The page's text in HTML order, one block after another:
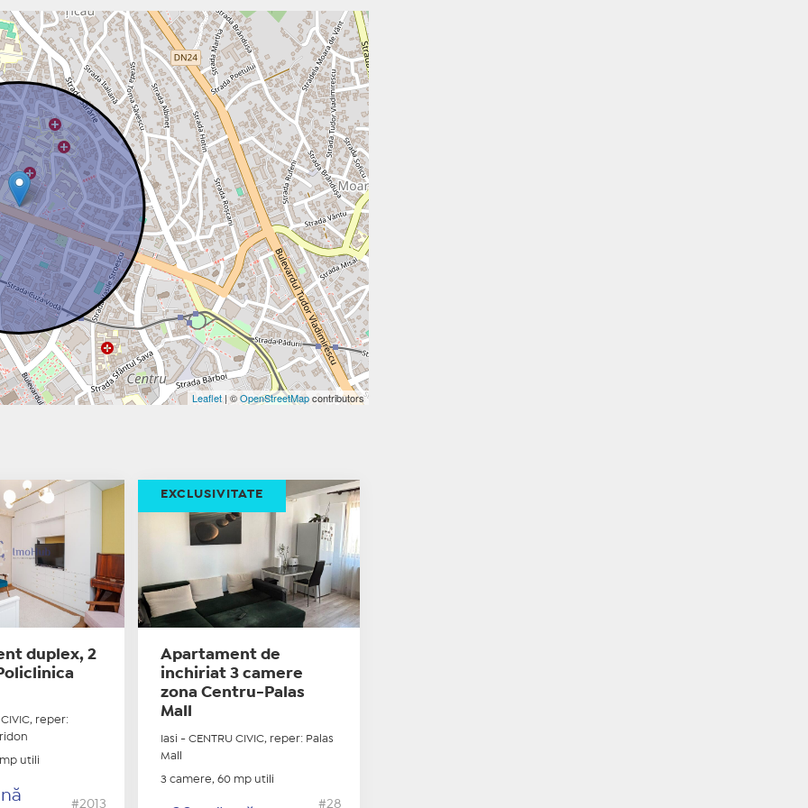
Leaflet| ©OpenStreetMapcontributors
duplex, 2
CIVIC, reper:
utili
#2013
Apartament de
inchiriat 3 camere
zona Centru-Palas
Mall
Iasi - CENTRU CIVIC, reper: Palas
Mall
3 camere, 60 mp utili
#28
EXCLUSIVITATE